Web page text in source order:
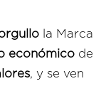
la Marca
económico de
, y se ven